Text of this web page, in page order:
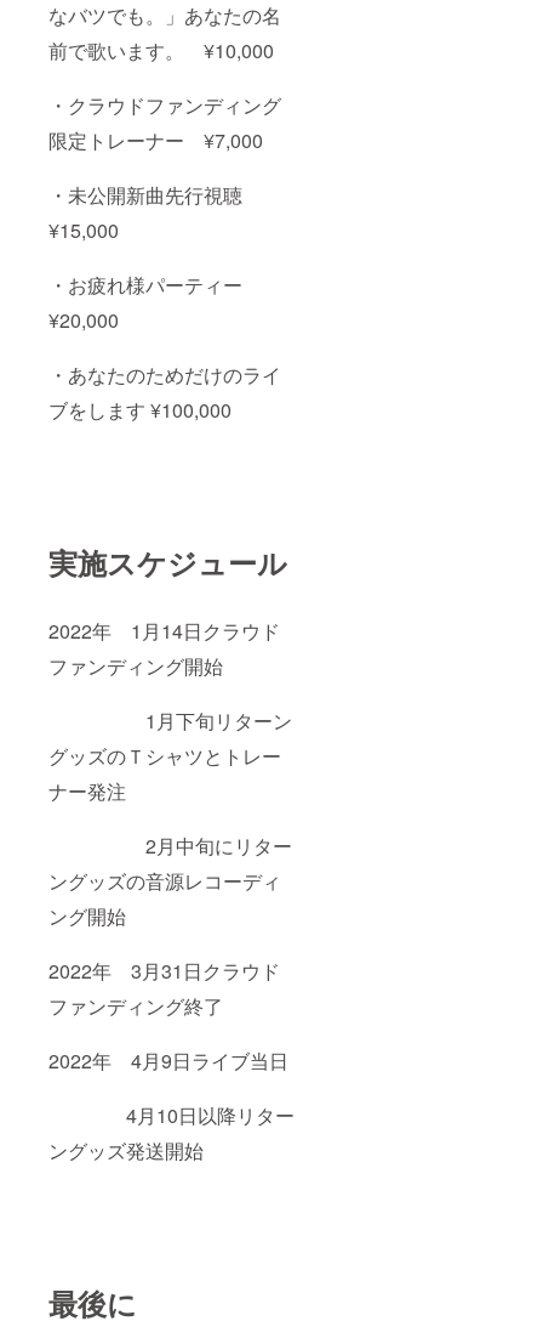
なバツでも。」あなたの名
前で歌います。 ¥10,000
・クラウドファンディング
限定トレーナー ¥7,000
・未公開新曲先行視聴
¥15,000
・お疲れ様パーティー
¥20,000
・あなたのためだけのライ
ブをします ¥100,000
実施スケジュール
2022年 1月14日クラウド
ファンディング開始
1月下旬リターン
グッズのＴシャツとトレー
ナー発注
2月中旬にリター
ングッズの音源レコーディ
ング開始
2022年 3月31日クラウド
ファンディング終了
2022年 4月9日ライブ当日
4月10日以降リター
ングッズ発送開始
最後に